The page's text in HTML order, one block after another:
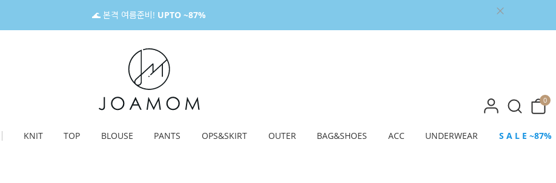
🌊 본격 여름준비! UPTO ~87%
0
KNIT TOP BLOUSE PANTS OPS&SKIRT OUTER BAG&SHOES ACC UNDERWEAR S A L E ~87%